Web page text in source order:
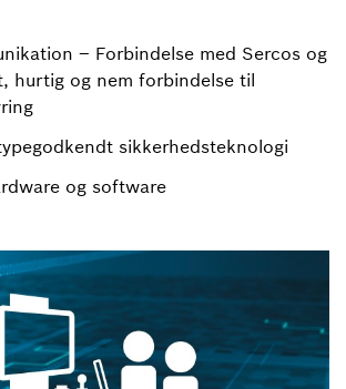
– Forbindelse med Sercos og
hurtig og nem forbindelse til
sikkerhedsteknologi
og software